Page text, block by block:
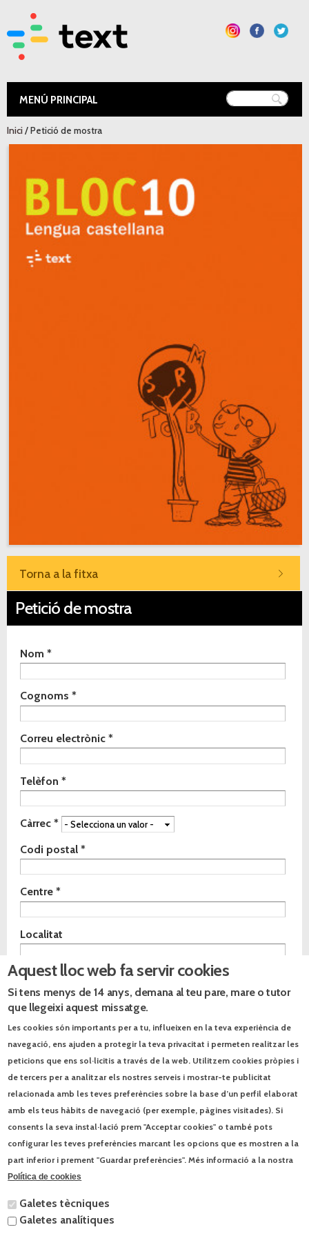
contingut
Text Educació
Esteu aquí
Inici/ Petició de mostra
Torna a la fitxa
Petició de mostra
Indica de quin material vols rebre la mostra
Nom*
Cognoms*
Correu electrònic*
Telèfon*
Càrrec*
Codi postal*
Centre*
Localitat
Especialitat*
Comentaris
Avís legal*
He llegit i accepto l'avís legal
Les vostres dades passaran a formar part d'un fitxer automatitzat
propietat de l'Editorial Text IA, SL (NIF B75636654), amb la finalitat
d'informar-vos dels productes, serveis i altres activitats culturals de
cancel·lació de les vostres dades. Per a exercir-lo només cal que us
poseu en contacte per escrit a l'adreça: Josep Pla, 95. 08019
Barcelona, o per correu-e a contacte@text.cat. Per a enviar aquestes
dades cal que sigueu major d’edat. Acceptant aquestes condicions
esteu certificant que teniu 18 anys o més.
Aquest lloc web fa servir cookies
Si tens menys de 14 anys, demana al teu pare, mare o tutor
que llegeixi aquest missatge.
Les cookies són importants per a tu, influeixen en la teva experiència de
navegació, ens ajuden a protegir la teva privacitat i permeten realitzar les
peticions que ens sol·licitis a través de la web. Utilitzem cookies pròpies i
de tercers per a analitzar els nostres serveis i mostrar-te publicitat
relacionada amb les teves preferències sobre la base d’un perfil elaborat
amb els teus hàbits de navegació (per exemple, pàgines visitades). Si
consents la seva instal·lació prem "Acceptar cookies" o també pots
configurar les teves preferències marcant les opcions que es mostren a la
part inferior i prement "Guardar preferències". Més informació a la nostra
Política de cookies
Galetes tècniques
Galetes analítiques